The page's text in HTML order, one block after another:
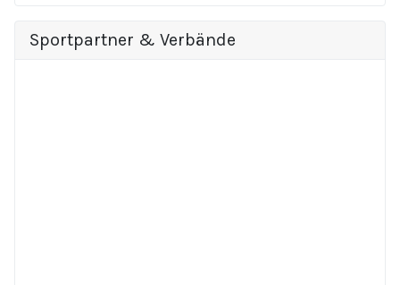
Sportpartner & Verbände